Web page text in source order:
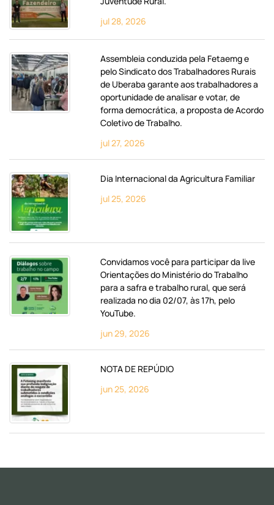
jul 28, 2026
Assembleia conduzida pela Fetaemg e
pelo Sindicato dos Trabalhadores Rurais
de Uberaba garante aos trabalhadores a
oportunidade de analisar e votar, de
forma democrática, a proposta de Acordo
Coletivo de Trabalho.
jul 27, 2026
Dia Internacional da Agricultura Familiar
jul 25, 2026
Convidamos você para participar da live
Orientações do Ministério do Trabalho
para a safra e trabalho rural, que será
realizada no dia 02/07, às 17h, pelo
YouTube.
jun 29, 2026
NOTA DE REPÚDIO
jun 25, 2026